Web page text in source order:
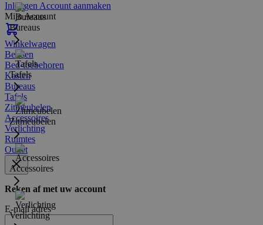
Inloggen Account aanmaken
Mijn Account
Winkelwagen
Bureaus
Tafels
Zitmeubelen
Accessoires
Verlichting
Bedden
Bed-toebehoren
Kasten
Bureaus
Tafels
Zitmeubelen
Accessoires
Verlichting
Ruimtes
Outlet
Reken af met uw account
E-mail adres